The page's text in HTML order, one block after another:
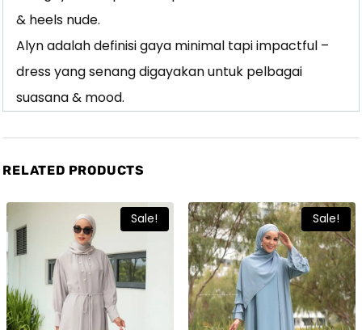
& heels nude.
Alyn adalah definisi gaya minimal tapi impactful –
dress yang senang digayakan untuk pelbagai
suasana & mood.
RELATED PRODUCTS
Sale! Sale!